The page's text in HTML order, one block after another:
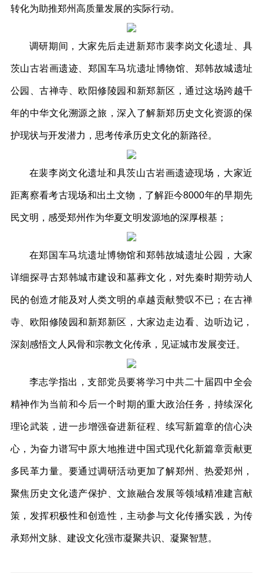
转化为助推郑州高质量发展的实际行动。
调研期间，大家先后走进新郑市裴李岗文化遗址、具
茨山古岩画遗迹、郑国车马坑遗址博物馆、郑韩故城遗址
公园、古禅寺、欧阳修陵园和新郑新区，通过这场跨越千
年的中华文化溯源之旅，深入了解新郑历史文化资源的保
护现状与开发潜力，思考传承历史文化的新路径。
在裴李岗文化遗址和具茨山古岩画遗迹现场，大家近
距离察看考古现场和出土文物，了解距今8000年的早期先
民文明，感受郑州作为华夏文明发源地的深厚根基；
在郑国车马坑遗址博物馆和郑韩故城遗址公园，大家
详细探寻古郑韩城市建设和墓葬文化，对先秦时期劳动人
民的创造才能及对人类文明的卓越贡献赞叹不已；在古禅
寺、欧阳修陵园和新郑新区，大家边走边看、边听边记，
深刻感悟文人风骨和宗教文化传承，见证城市发展变迁。
李志学指出，支部党员要将学习中共二十届四中全会
精神作为当前和今后一个时期的重大政治任务，持续深化
理论武装，进一步增强奋进新征程、续写新篇章的信心决
心，为奋力谱写中原大地推进中国式现代化新篇章贡献更
多民革力量。要通过调研活动更加了解郑州、热爱郑州，
聚焦历史文化遗产保护、文旅融合发展等领域精准建言献
策，发挥积极性和创造性，主动参与文化传播实践，为传
承郑州文脉、建设文化强市凝聚共识、凝聚智慧。